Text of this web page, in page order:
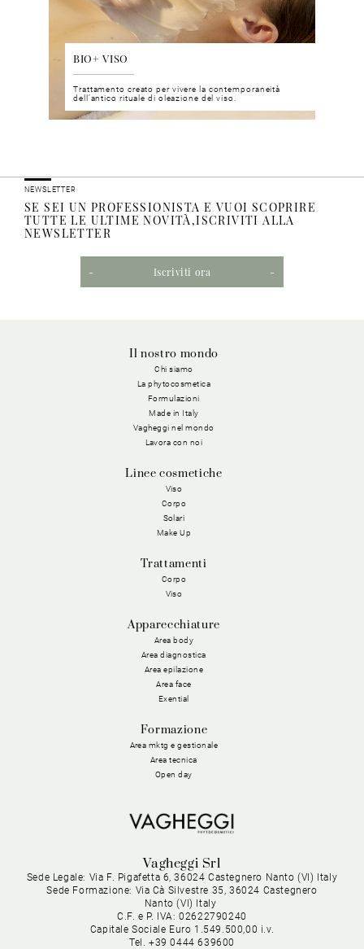
BIO+ VISO
Trattamento creato per vivere la contemporaneità
dell’antico rituale di oleazione del viso.
NEWSLETTER
SE SEI UN PROFESSIONISTA E VUOI SCOPRIRE
TUTTE LE ULTIME NOVITÀ,ISCRIVITI ALLA
NEWSLETTER
Iscriviti ora
Il nostro mondo
Chi siamo
La phytocosmetica
Formulazioni
Made in Italy
Vagheggi nel mondo
Lavora con noi
Linee cosmetiche
Viso
Corpo
Solari
Make Up
Trattamenti
Corpo
Viso
Apparecchiature
Area body
Area diagnostica
Area epilazione
Area face
Exential
Formazione
Area mktg e gestionale
Area tecnica
Open day
Vagheggi Srl
Sede Legale: Via F. Pigafetta 6, 36024 Castegnero Nanto (VI) Italy
Sede Formazione: Via Cà Silvestre 35, 36024 Castegnero
Nanto (VI) Italy
C.F. e P. IVA: 02622790240
Capitale Sociale Euro 1.549.500,00 i.v.
Tel. +39 0444 639600